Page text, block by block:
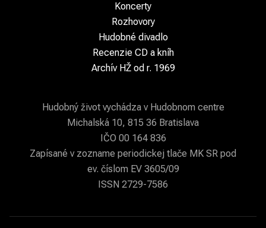
Koncerty
Rozhovory
Hudobné divadlo
Recenzie CD a kníh
Archív HŽ od r. 1969
Hudobný život vychádza v Hudobnom centre
Michalská 10, 815 36 Bratislava
IČO 00 164 836
Zapísané v zozname periodickej tlače MK SR pod
ev. číslom EV 3605/09
ISSN 2729-7586